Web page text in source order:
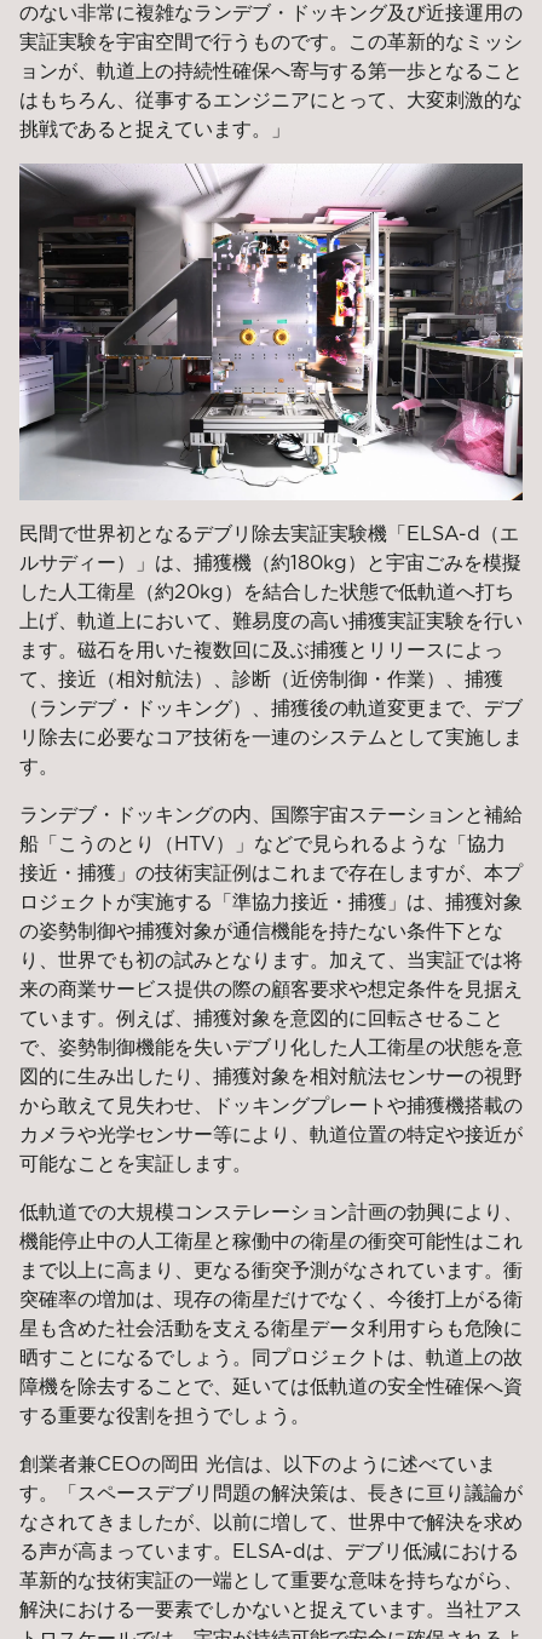
のない非常に複雑なランデブ・ドッキング及び近接運用の
実証実験を宇宙空間で行うものです。この革新的なミッシ
ョンが、軌道上の持続性確保へ寄与する第一歩となること
はもちろん、従事するエンジニアにとって、大変刺激的な
挑戦であると捉えています。」
民間で世界初となるデブリ除去実証実験機「ELSA-d（エ
ルサディー）」は、捕獲機（約180kg）と宇宙ごみを模擬
した人工衛星（約20kg）を結合した状態で低軌道へ打ち
上げ、軌道上において、難易度の高い捕獲実証実験を行い
ます。磁石を用いた複数回に及ぶ捕獲とリリースによっ
て、接近（相対航法）、診断（近傍制御・作業）、捕獲
（ランデブ・ドッキング）、捕獲後の軌道変更まで、デブ
リ除去に必要なコア技術を一連のシステムとして実施しま
す。
ランデブ・ドッキングの内、国際宇宙ステーションと補給
船「こうのとり（HTV）」などで見られるような「協力
接近・捕獲」の技術実証例はこれまで存在しますが、本プ
ロジェクトが実施する「準協力接近・捕獲」は、捕獲対象
の姿勢制御や捕獲対象が通信機能を持たない条件下とな
り、世界でも初の試みとなります。加えて、当実証では将
来の商業サービス提供の際の顧客要求や想定条件を見据え
ています。例えば、捕獲対象を意図的に回転させること
で、姿勢制御機能を失いデブリ化した人工衛星の状態を意
図的に生み出したり、捕獲対象を相対航法センサーの視野
から敢えて見失わせ、ドッキングプレートや捕獲機搭載の
カメラや光学センサー等により、軌道位置の特定や接近が
可能なことを実証します。
低軌道での大規模コンステレーション計画の勃興により、
機能停止中の人工衛星と稼働中の衛星の衝突可能性はこれ
まで以上に高まり、更なる衝突予測がなされています。衝
突確率の増加は、現存の衛星だけでなく、今後打上がる衛
星も含めた社会活動を支える衛星データ利用すらも危険に
晒すことになるでしょう。同プロジェクトは、軌道上の故
障機を除去することで、延いては低軌道の安全性確保へ資
する重要な役割を担うでしょう。
創業者兼CEOの岡田 光信は、以下のように述べていま
す。「スペースデブリ問題の解決策は、長きに亘り議論が
なされてきましたが、以前に増して、世界中で解決を求め
る声が高まっています。ELSA-dは、デブリ低減における
革新的な技術実証の一端として重要な意味を持ちながら、
解決における一要素でしかないと捉えています。当社アス